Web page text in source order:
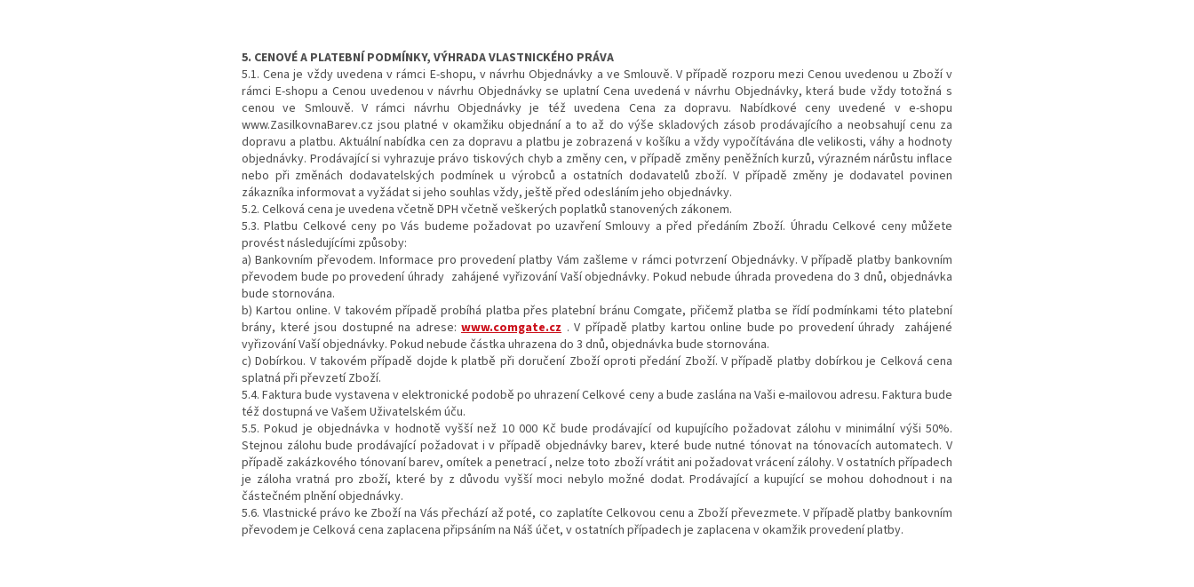
5. CENOVÉ A PLATEBNÍ PODMÍNKY, VÝHRADA VLASTNICKÉHO PRÁVA
5.1. Cena je vždy uvedena v rámci E-shopu, v návrhu Objednávky a ve Smlouvě. V případě rozporu mezi Cenou uvedenou u Zboží v
rámci E-shopu a Cenou uvedenou v návrhu Objednávky se uplatní Cena uvedená v návrhu Objednávky, která bude vždy totožná s
cenou ve Smlouvě. V rámci návrhu Objednávky je též uvedena Cena za dopravu. Nabídkové ceny uvedené v e-shopu
www.ZasilkovnaBarev.cz jsou platné v okamžiku objednání a to až do výše skladových zásob prodávajícího a neobsahují cenu za
dopravu a platbu. Aktuální nabídka cen za dopravu a platbu je zobrazená v košíku a vždy vypočítávána dle velikosti, váhy a hodnoty
objednávky. Prodávající si vyhrazuje právo tiskových chyb a změny cen, v případě změny peněžních kurzů, výrazném nárůstu inflace
nebo při změnách dodavatelských podmínek u výrobců a ostatních dodavatelů zboží. V případě změny je dodavatel povinen
zákazníka informovat a vyžádat si jeho souhlas vždy, ještě před odesláním jeho objednávky.
5.2. Celková cena je uvedena včetně DPH včetně veškerých poplatků stanovených zákonem.
5.3. Platbu Celkové ceny po Vás budeme požadovat po uzavření Smlouvy a před předáním Zboží. Úhradu Celkové ceny můžete
provést následujícími způsoby:
a) Bankovním převodem. Informace pro provedení platby Vám zašleme v rámci potvrzení Objednávky. V případě platby bankovním
převodem bude po provedení úhrady zahájené vyřizování Vaší objednávky. Pokud nebude úhrada provedena do 3 dnů, objednávka
bude stornována.
b) Kartou online. V takovém případě probíhá platba přes platební bránu Comgate, přičemž platba se řídí podmínkami této platební
brány, které jsou dostupné na adrese: www.comgate.cz . V případě platby kartou online bude po provedení úhrady zahájené
vyřizování Vaší objednávky. Pokud nebude částka uhrazena do 3 dnů, objednávka bude stornována.
c) Dobírkou. V takovém případě dojde k platbě při doručení Zboží oproti předání Zboží. V případě platby dobírkou je Celková cena
splatná při převzetí Zboží.
5.4. Faktura bude vystavena v elektronické podobě po uhrazení Celkové ceny a bude zaslána na Vaši e-mailovou adresu. Faktura bude
též dostupná ve Vašem Uživatelském úču.
5.5. Pokud je objednávka v hodnotě vyšší než 10 000 Kč bude prodávající od kupujícího požadovat zálohu v minimální výši 50%.
Stejnou zálohu bude prodávající požadovat i v případě objednávky barev, které bude nutné tónovat na tónovacích automatech. V
případě zakázkového tónovaní barev, omítek a penetrací , nelze toto zboží vrátit ani požadovat vrácení zálohy. V ostatních případech
je záloha vratná pro zboží, které by z důvodu vyšší moci nebylo možné dodat. Prodávající a kupující se mohou dohodnout i na
částečném plnění objednávky.
5.6. Vlastnické právo ke Zboží na Vás přechází až poté, co zaplatíte Celkovou cenu a Zboží převezmete. V případě platby bankovním
převodem je Celková cena zaplacena připsáním na Náš účet, v ostatních případech je zaplacena v okamžik provedení platby.